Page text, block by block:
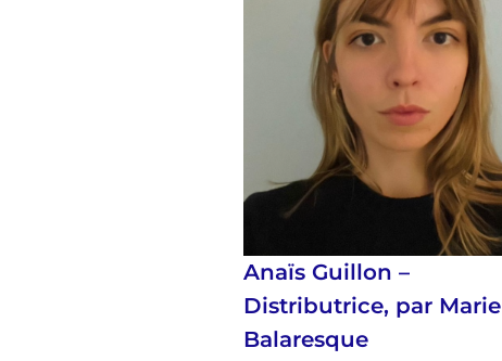
Anaïs Guillon –
Distributrice, par Marie
Balaresque